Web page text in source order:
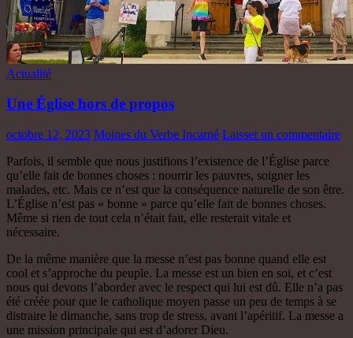
Actualité
Une Église hors de propos
octobre 12, 2023 Moines du Verbe Incarné Laisser un commentaire
Parfois, il semble que nous justifions l’existence de l’Église parce
qu’elle fait de bonnes choses : nourrir les pauvres, soigner les
malades, etc. Mais ce n’est que la conséquence naturelle de son être.
L’Église n’est pas « bonne » parce qu’elle fait de bonnes choses.
Même si rien de tout cela n’était fait, elle resterait vitale et
nécessaire.
De la même manière que la messe n’est pas bonne quand elle est
cool et s’approche du peuple. La messe est un bien en soi, et c’est
nous qui devons l’aborder avec le respect qui lui est dû. Elle n’a pas
été créée pour que le catholique moyen passe un peu de temps à se
distraire le dimanche, sans trop de stress, avant l’apéritif. La messe a
une mission principale qui est d’adorer Dieu.